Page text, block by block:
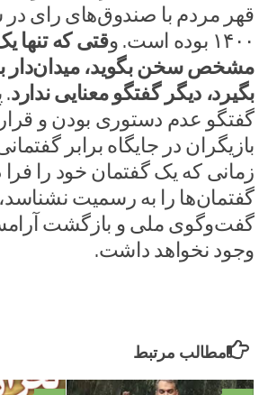
۱۴۰۰ بوده است. و
قتی که تنها
مشخص سخن بگوید، میدان‌دار
بگیرد، دیگر گفتگو معنایی ندارد
گفتگو عدم دستوری بودن و
بازیگران در جایگاه برابر
زمانی که یک گفتمان خود را
گفتمان‌ها را به رسمیت
گفت‌وگوی ملی و بازگشت
وجود نخواهد داشت.
مطالب مرتبط